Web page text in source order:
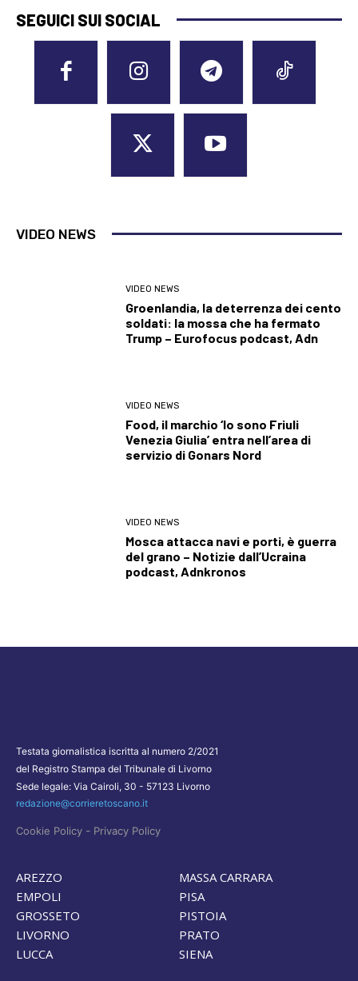
SEGUICI SUI SOCIAL
VIDEO NEWS
VIDEO NEWS
Groenlandia, la deterrenza dei cento
soldati: la mossa che ha fermato
Trump – Eurofocus podcast, Adn
VIDEO NEWS
Food, il marchio ‘Io sono Friuli
Venezia Giulia’ entra nell’area di
servizio di Gonars Nord
VIDEO NEWS
Mosca attacca navi e porti, è guerra
del grano – Notizie dall’Ucraina
podcast, Adnkronos
Testata giornalistica iscritta al numero 2/2021
del Registro Stampa del Tribunale di Livorno
Sede legale: Via Cairoli, 30 - 57123 Livorno
redazione@corrieretoscano.it
Cookie Policy - Privacy Policy
AREZZO
EMPOLI
GROSSETO
LIVORNO
LUCCA
MASSA CARRARA
PISA
PISTOIA
PRATO
SIENA